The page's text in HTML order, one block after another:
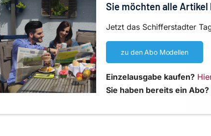
Sie möchten alle Artikel
Jetzt das Schifferstadter
zu den Abo Modellen
Einzelausgabe kaufen?
Sie haben bereits ein Abo?